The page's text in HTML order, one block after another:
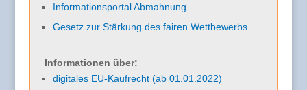
Informationsportal Abmahnung
Gesetz zur Stärkung des fairen Wettbewerbs
Informationen über:
digitales EU-Kaufrecht (ab 01.01.2022)